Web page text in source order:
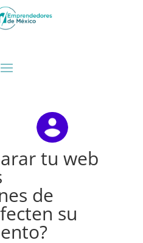
tu web
de
su